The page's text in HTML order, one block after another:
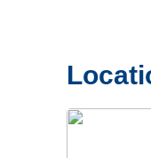
Précédent
Suivant